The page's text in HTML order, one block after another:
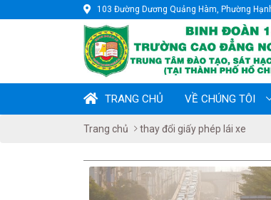
103 Đường Dương Quảng Hàm, Phường
TRANG CHỦ VỀ CHÚNG TÔI
Trang chủ thay đổi giấy phép lái xe